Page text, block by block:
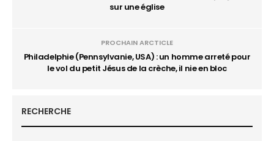
sur une église
PROCHAIN ARCTICLE
Philadelphie (Pennsylvanie, USA) : un homme arreté pour
le vol du petit Jésus de la crèche, il nie en bloc
RECHERCHE